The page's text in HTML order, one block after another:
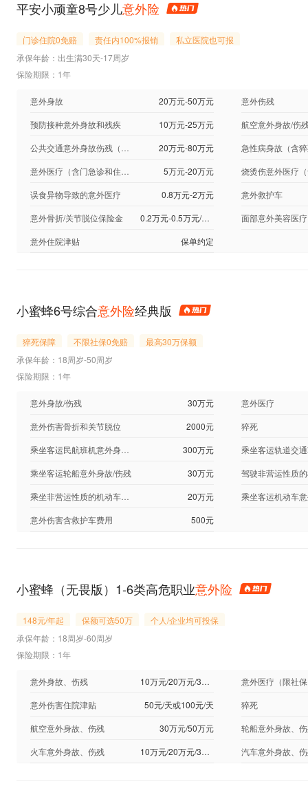
平安小顽童8号少儿意外险
门诊住院0免赔 责任内100%报销
私立医院也可报
承保年龄：出生满30天-17周岁
保险期限：1年
意外身故 20万元-50万元
意外伤残
预防接种意外身故和残疾
10万元-25万元
航空意外身故/伤
公共交通意外身故伤残（含校车）
20万元-80万元
急性病身故（含
意外医疗（含门急诊和住院）
5万元-20万元
误食异物导致的意外医疗
0.8万元-2万元
意外救护车
意外骨折/关节脱位保险金
0.2万元-0.5万元/不投保
面部意外美容医疗
意外住院津贴
保单约定
小蜜蜂6号综合意外险经典版
猝死保障 不限社保0免赔
最高30万保额
承保年龄：18周岁-50周岁
保险期限：1年
意外身故/伤残 30万元
意外医疗
意外伤害骨折和关节脱位
2000元
猝死
乘坐客运民航班机意外身故/伤残
300万元
乘坐客运轮船意外身故/伤残
30万元
乘坐非营运性质的机动车意外身故/伤残（特定节假日双倍给付）
20万元
意外伤害含救护车费用
500元
小蜜蜂（无畏版）1-6类高危职业意外险
148元/年起 保额可选50万
个人/企业均可投保
承保年龄：18周岁-60周岁
保险期限：1年
意外身故、伤残 10万元/20万元/30万元/50万元
意外医疗（限社
意外伤害住院津贴
50元/天或100元/天
猝死
航空意外身故、伤残
30万元/50万元
轮船意外身故、
火车意外身故、伤残
10万元/20万元/30万元/50万元 汽车意外身故、